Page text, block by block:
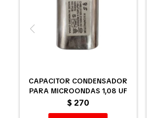
CAPACITOR CONDENSADOR
PARA MICROONDAS 1,08 UF
$ 270